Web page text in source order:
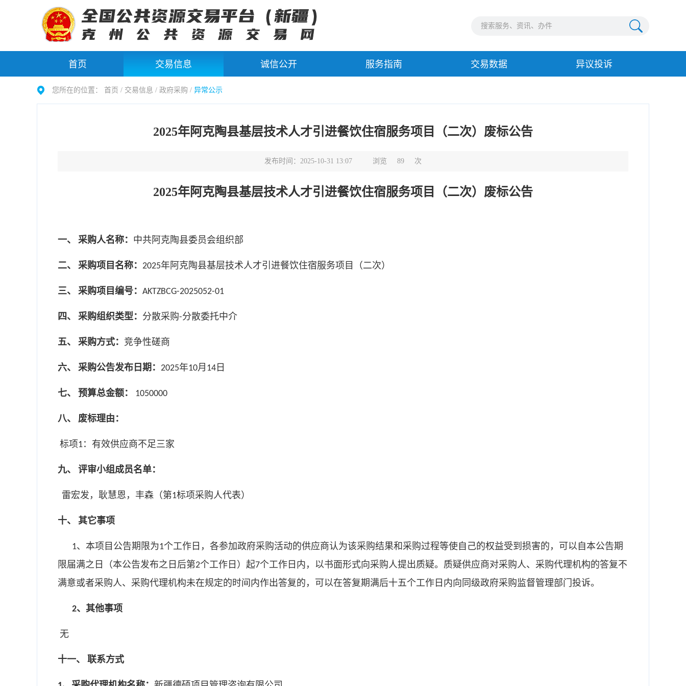
首页 交易信息 诚信公开 服务指南 交易数据 异议投诉
您所在的位置： 首页 / 交易信息 / 政府采购 / 异常公示
2025年阿克陶县基层技术人才引进餐饮住宿服务项目（二次）废标公告
发布时间：2025-10-31 13:07 浏览 89 次
2025年阿克陶县基层技术人才引进餐饮住宿服务项目（二次）废标公告
一、 采购人名称： 中共阿克陶县委员会组织部
二、 采购项目名称： 2025年阿克陶县基层技术人才引进餐饮住宿服务项目（二次）
三、 采购项目编号： AKTZBCG-2025052-01
四、 采购组织类型： 分散采购-分散委托中介
五、 采购方式： 竞争性磋商
六、 采购公告发布日期： 2025年10月 14 日
七、 预算总金额： 1050000
八、 废标理由：
标项1：有效供应商不足三家
九、 评审小组成员名单：
雷宏发，耿慧恩，丰森（第1标项采购人代表）
十、 其它事项
1、本项目公告期限为1个工作日，各参加政府采购活动的供应商认为该采购结果和采购过程等使自己的权益受到损害的，可以自本公告期
限届满之日（本公告发布之日后第2个工作日）起7个工作日内，以书面形式向采购人提出质疑。质疑供应商对采购人、采购代理机构的答复不
满意或者采购人、采购代理机构未在规定的时间内作出答复的，可以在答复期满后十五个工作日内向同级政府采购监督管理部门投诉。
2、其他事项
无
十一、 联系方式